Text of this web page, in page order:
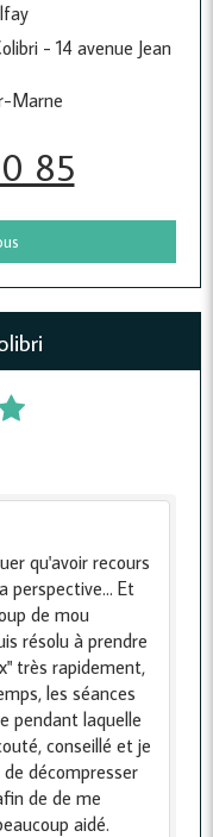
- 14 avenue Jean
Marne
85
qu'avoir recours
perspective... Et
de mou
résolu à prendre
très rapidement,
les séances
pendant laquelle
conseillé et je
décompresser
de de me
aidé.